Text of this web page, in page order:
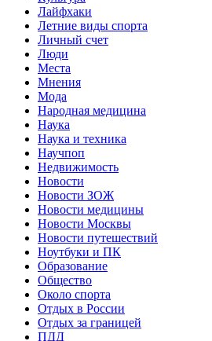
Лайфхаки
Летние виды спорта
Личный счет
Люди
Места
Мнения
Мода
Народная медицина
Наука
Наука и техника
Научпоп
Недвижимость
Новости
Новости ЗОЖ
Новости медицины
Новости Москвы
Новости путешествий
Ноутбуки и ПК
Образование
Общество
Около спорта
Отдых в России
Отдых за границей
ПДД